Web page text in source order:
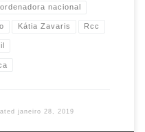
nacional
Kátia Zavaris Rcc
janeiro 28, 2019